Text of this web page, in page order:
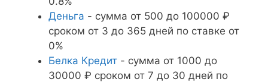
Деньга - сумма от 500 до 100000 ₽
сроком от 3 до 365 дней по ставке от
0%
Белка Кредит - сумма от 1000 до
30000 ₽ сроком от 7 до 30 дней по